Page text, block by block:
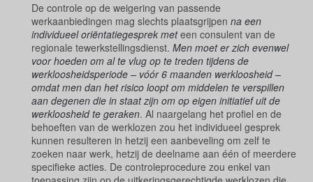
De controle op de weigering van passende
werkaanbiedingen mag slechts plaatsgrijpen na een
individueel oriëntatiegesprek meteen consulent van de
regionale tewerkstellingsdienst. Men moet er zich evenwel
voor hoeden om al te vlug op te treden tijdens de
werkloosheidsperiode – vóór 6 maanden werkloosheid –
omdat men dan het risico loopt om middelen te verspillen
aan degenen die in staat zijn om op eigen initiatief uit de
werkloosheid te geraken. Al naargelang het profiel en de
behoeften van de werklozen zou het individueel gesprek
kunnen resulteren in hetzij een aanbeveling om zelf te
zoeken naar werk, hetzij de deelname aan één of meerdere
specifieke acties. De controleprocedure zou enkel van